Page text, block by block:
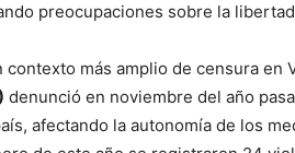
preocupaciones sobre la
más amplio de censura en
denunció en noviembre del año
afectando la autonomía de los